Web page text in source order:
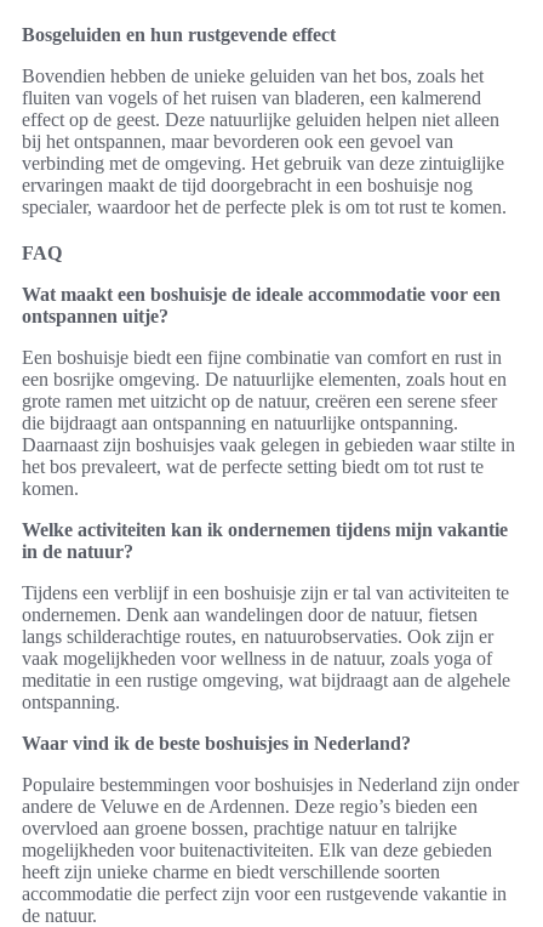
Bosgeluiden en hun rustgevende effect
Bovendien hebben de unieke geluiden van het bos, zoals het
fluiten van vogels of het ruisen van bladeren, een kalmerend
effect op de geest. Deze natuurlijke geluiden helpen niet alleen
bij het ontspannen, maar bevorderen ook een gevoel van
verbinding met de omgeving. Het gebruik van deze zintuiglijke
ervaringen maakt de tijd doorgebracht in een boshuisje nog
specialer, waardoor het de perfecte plek is om tot rust te komen.
FAQ
Wat maakt een boshuisje de ideale accommodatie voor een
ontspannen uitje?
Een boshuisje biedt een fijne combinatie van comfort en rust in
een bosrijke omgeving. De natuurlijke elementen, zoals hout en
grote ramen met uitzicht op de natuur, creëren een serene sfeer
die bijdraagt aan ontspanning en natuurlijke ontspanning.
Daarnaast zijn boshuisjes vaak gelegen in gebieden waar stilte in
het bos prevaleert, wat de perfecte setting biedt om tot rust te
komen.
Welke activiteiten kan ik ondernemen tijdens mijn vakantie
in de natuur?
Tijdens een verblijf in een boshuisje zijn er tal van activiteiten te
ondernemen. Denk aan wandelingen door de natuur, fietsen
langs schilderachtige routes, en natuurobservaties. Ook zijn er
vaak mogelijkheden voor wellness in de natuur, zoals yoga of
meditatie in een rustige omgeving, wat bijdraagt aan de algehele
ontspanning.
Waar vind ik de beste boshuisjes in Nederland?
Populaire bestemmingen voor boshuisjes in Nederland zijn onder
andere de Veluwe en de Ardennen. Deze regio’s bieden een
overvloed aan groene bossen, prachtige natuur en talrijke
mogelijkheden voor buitenactiviteiten. Elk van deze gebieden
heeft zijn unieke charme en biedt verschillende soorten
accommodatie die perfect zijn voor een rustgevende vakantie in
de natuur.